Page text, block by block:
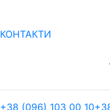
КОНТАКТИ
+38 (096) 103 00 10